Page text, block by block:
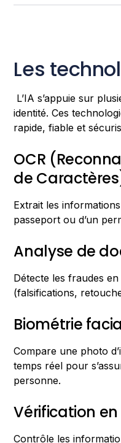
Les
L’IA s’appuie sur
identité. Ces
rapide, fiable et
OCR
de
Extrait les informations
passeport ou d’un
Analyse de
Détecte les fraudes
(falsifications,
Biométrie
Compare une photo
temps réel pour
personne.
Vérification
Contrôle les